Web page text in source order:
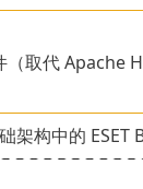
（取代
架构中的 ESET